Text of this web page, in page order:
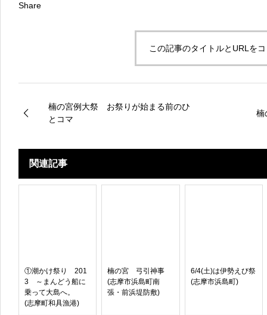
Share
この記事のタイトルとURLを
楠の宮例大祭 お祭りが始まる前のひ
とコマ
楠
関連記事
①潮かけ祭り 201
3 ～まんどう船に
乗って大島へ。
(志摩町和具漁港)
楠の宮 弓引神事
(志摩市浜島町南
張・前浜堤防敷)
6/4(土)は伊勢えび祭
(志摩市浜島町)